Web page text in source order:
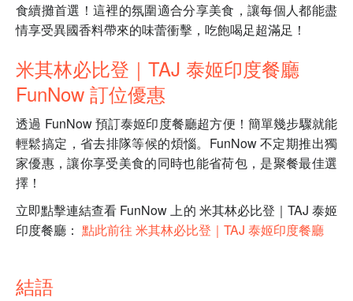
食續攤首選！這裡的氛圍適合分享美食，讓每個人都能盡
情享受異國香料帶來的味蕾衝擊，吃飽喝足超滿足！
米其林必比登｜TAJ 泰姬印度餐廳
FunNow 訂位優惠
透過 FunNow 預訂泰姬印度餐廳超方便！簡單幾步驟就能
輕鬆搞定，省去排隊等候的煩惱。FunNow 不定期推出獨
家優惠，讓你享受美食的同時也能省荷包，是聚餐最佳選
擇！
立即點擊連結查看 FunNow 上的 米其林必比登｜TAJ 泰姬
印度餐廳： 點此前往 米其林必比登｜TAJ 泰姬印度餐廳
結語